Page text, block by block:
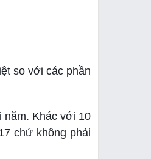
so với các phần
năm. Khác với 10
chứ không phải